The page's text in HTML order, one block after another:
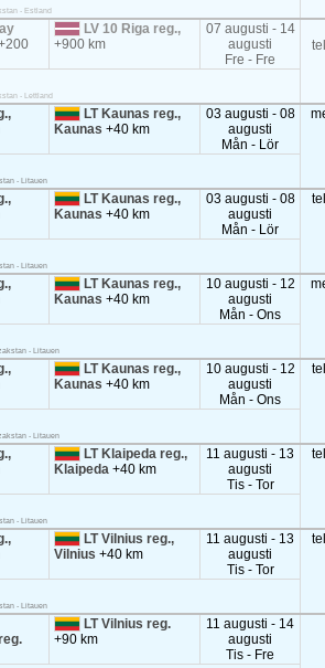
- Estland
LV 10 Riga reg.,
+900 km
07 augusti - 14
augusti
Fre - Fre
- Lettland
LT Kaunas reg.,
Kaunas+40 km
03 augusti - 08
augusti
Mån - Lör
- Litauen
LT Kaunas reg.,
Kaunas+40 km
03 augusti - 08
augusti
Mån - Lör
- Litauen
LT Kaunas reg.,
Kaunas+40 km
10 augusti - 12
augusti
Mån - Ons
- Litauen
LT Kaunas reg.,
Kaunas+40 km
10 augusti - 12
augusti
Mån - Ons
- Litauen
LT Klaipeda reg.,
Klaipeda+40 km
11 augusti - 13
augusti
Tis - Tor
- Litauen
LT Vilnius reg.,
Vilnius+40 km
11 augusti - 13
augusti
Tis - Tor
- Litauen
LT Vilnius reg.
+90 km
11 augusti - 14
augusti
Tis - Fre